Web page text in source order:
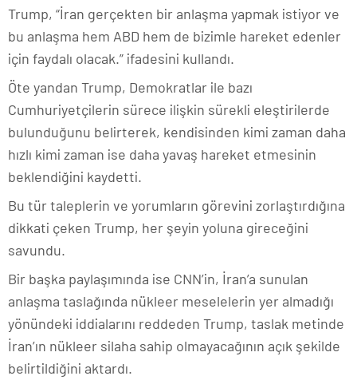
Trump, “İran gerçekten bir anlaşma yapmak istiyor ve
bu anlaşma hem ABD hem de bizimle hareket edenler
için faydalı olacak.” ifadesini kullandı.
Öte yandan Trump, Demokratlar ile bazı
Cumhuriyetçilerin sürece ilişkin sürekli eleştirilerde
bulunduğunu belirterek, kendisinden kimi zaman daha
hızlı kimi zaman ise daha yavaş hareket etmesinin
beklendiğini kaydetti.
Bu tür taleplerin ve yorumların görevini zorlaştırdığına
dikkati çeken Trump, her şeyin yoluna gireceğini
savundu.
Bir başka paylaşımında ise CNN’in, İran’a sunulan
anlaşma taslağında nükleer meselelerin yer almadığı
yönündeki iddialarını reddeden Trump, taslak metinde
İran’ın nükleer silaha sahip olmayacağının açık şekilde
belirtildiğini aktardı.